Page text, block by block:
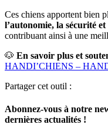
Ces chiens apportent bien
l’autonomie, la sécurité
contribuant ainsi à une
🐶 En savoir plus et
HANDI’CHIENS –
Partager cet outil :
Abonnez-vous à notre
dernières actualités !